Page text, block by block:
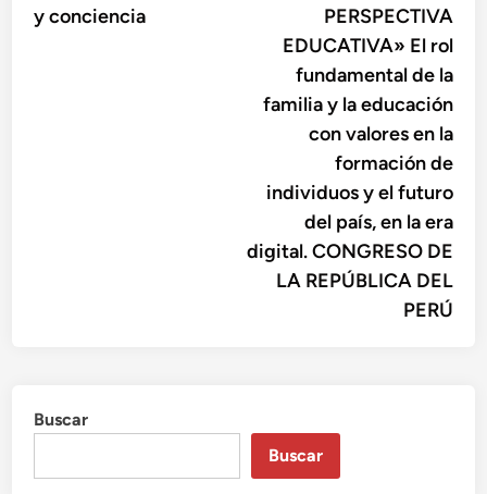
y conciencia
PERSPECTIVA
EDUCATIVA» El rol
fundamental de la
familia y la educación
con valores en la
formación de
individuos y el futuro
del país, en la era
digital. CONGRESO DE
LA REPÚBLICA DEL
PERÚ
Buscar
Buscar